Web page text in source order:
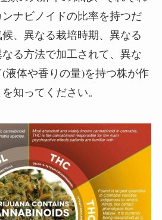
ナビノイドの比率を持つだ
、異なる栽培時期、異なる
る方法で加工されて、異な
液体や香りの量)を持つ株が作
知ってください。